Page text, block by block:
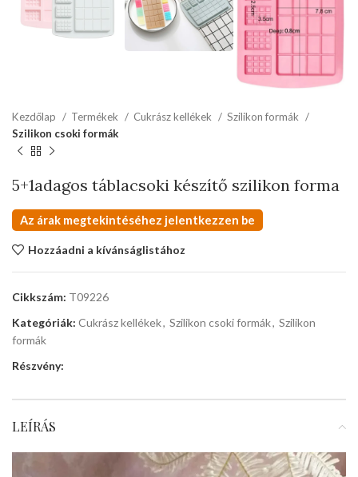
Kezdőlap Termékek Cukrász kellékek
Szilikon formák
Szilikon csoki formák
5+1adagos táblacsoki készítő szilikon forma
Az árak megtekintéséhez jelentkezzen be
Hozzáadni a kívánságlistához
Cikkszám: T09226
Kategóriák: Cukrász kellékek, Szilikon csoki formák, Szilikon
formák
Részvény:
LEÍRÁS